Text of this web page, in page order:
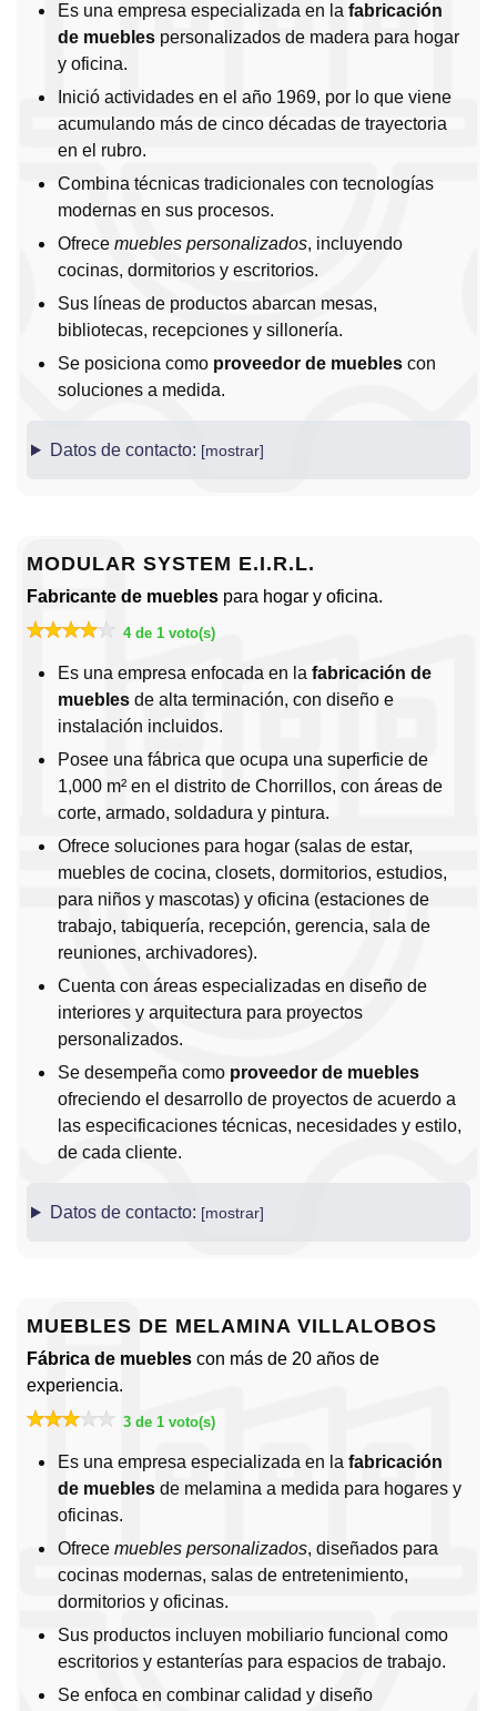
Es una empresa especializada en la fabricación
de muebles personalizados de madera para hogar
y oficina.
Inició actividades en el año 1969, por lo que viene
acumulando más de cinco décadas de trayectoria
en el rubro.
Combina técnicas tradicionales con tecnologías
modernas en sus procesos.
Ofrece muebles personalizados, incluyendo
cocinas, dormitorios y escritorios.
Sus líneas de productos abarcan mesas,
bibliotecas, recepciones y sillonería.
Se posiciona como proveedor de muebles con
soluciones a medida.
Datos de contacto:
MODULAR SYSTEM E.I.R.L.
Fabricante de muebles para hogar y oficina.
4 de 1 voto(s)
Es una empresa enfocada en la fabricación de
muebles de alta terminación, con diseño e
instalación incluidos.
Posee una fábrica que ocupa una superficie de
1,000 m² en el distrito de Chorrillos, con áreas de
corte, armado, soldadura y pintura.
Ofrece soluciones para hogar (salas de estar,
muebles de cocina, closets, dormitorios, estudios,
para niños y mascotas) y oficina (estaciones de
trabajo, tabiquería, recepción, gerencia, sala de
reuniones, archivadores).
Cuenta con áreas especializadas en diseño de
interiores y arquitectura para proyectos
personalizados.
Se desempeña como proveedor de muebles
ofreciendo el desarrollo de proyectos de acuerdo a
las especificaciones técnicas, necesidades y estilo,
de cada cliente.
Datos de contacto:
MUEBLES DE MELAMINA VILLALOBOS
Fábrica de muebles con más de 20 años de
experiencia.
3 de 1 voto(s)
Es una empresa especializada en la fabricación
de muebles de melamina a medida para hogares y
oficinas.
Ofrece muebles personalizados, diseñados para
cocinas modernas, salas de entretenimiento,
dormitorios y oficinas.
Sus productos incluyen mobiliario funcional como
escritorios y estanterías para espacios de trabajo.
Se enfoca en combinar calidad y diseño